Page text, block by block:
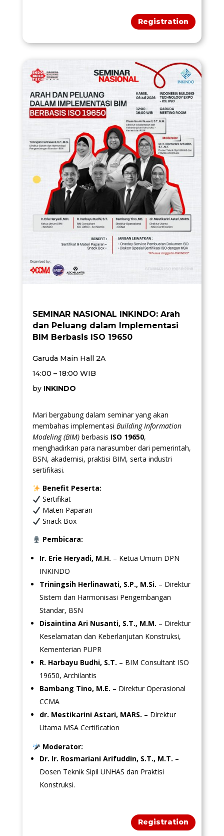
Registration
SEMINAR NASIONAL INKINDO: Arah
dan Peluang dalam Implementasi
BIM Berbasis ISO 19650
Garuda Main Hall 2A
14:00 – 18:00 WIB
by INKINDO
Mari bergabung dalam seminar yang akan
membahas implementasi Building Information
Modeling (BIM)berbasis ISO 19650,
menghadirkan para narasumber dari pemerintah,
BSN, akademisi, praktisi BIM, serta industri
sertifikasi.
Benefit Peserta:
Sertifikat
Materi Paparan
Snack Box
Pembicara:
Ir. Erie Heryadi, M.H. – Ketua Umum DPN
INKINDO
Triningsih Herlinawati, S.P., M.Si. – Direktur
Sistem dan Harmonisasi Pengembangan
Standar, BSN
Disaintina Ari Nusanti, S.T., M.M. – Direktur
Keselamatan dan Keberlanjutan Konstruksi,
Kementerian PUPR
R. Harbayu Budhi, S.T. – BIM Consultant ISO
19650, Archilantis
Bambang Tino, M.E. – Direktur Operasional
CCMA
dr. Mestikarini Astari, MARS. – Direktur
Utama MSA Certification
Moderator:
Dr. Ir. Rosmariani Arifuddin, S.T., M.T. –
Dosen Teknik Sipil UNHAS dan Praktisi
Konstruksi.
Registration